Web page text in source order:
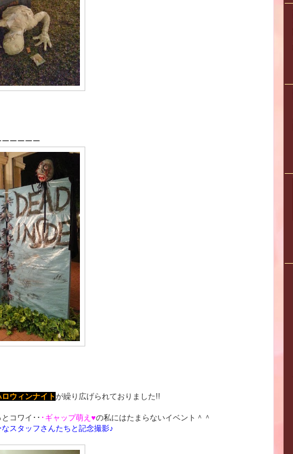
ーーーー
ウィンナイトが繰り広げられておりました!!
コワイ･･ ･ギャップ萌え♥の私にはたまらないイベント＾＾
スタッフさんたちと記念撮影♪